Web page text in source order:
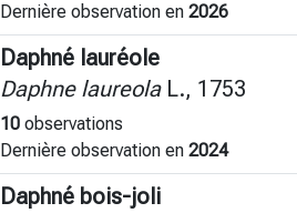
Dernière observation en 2026
Daphné lauréole
Daphne laureolaL., 1753
10 observations
Dernière observation en 2024
Daphné bois-joli